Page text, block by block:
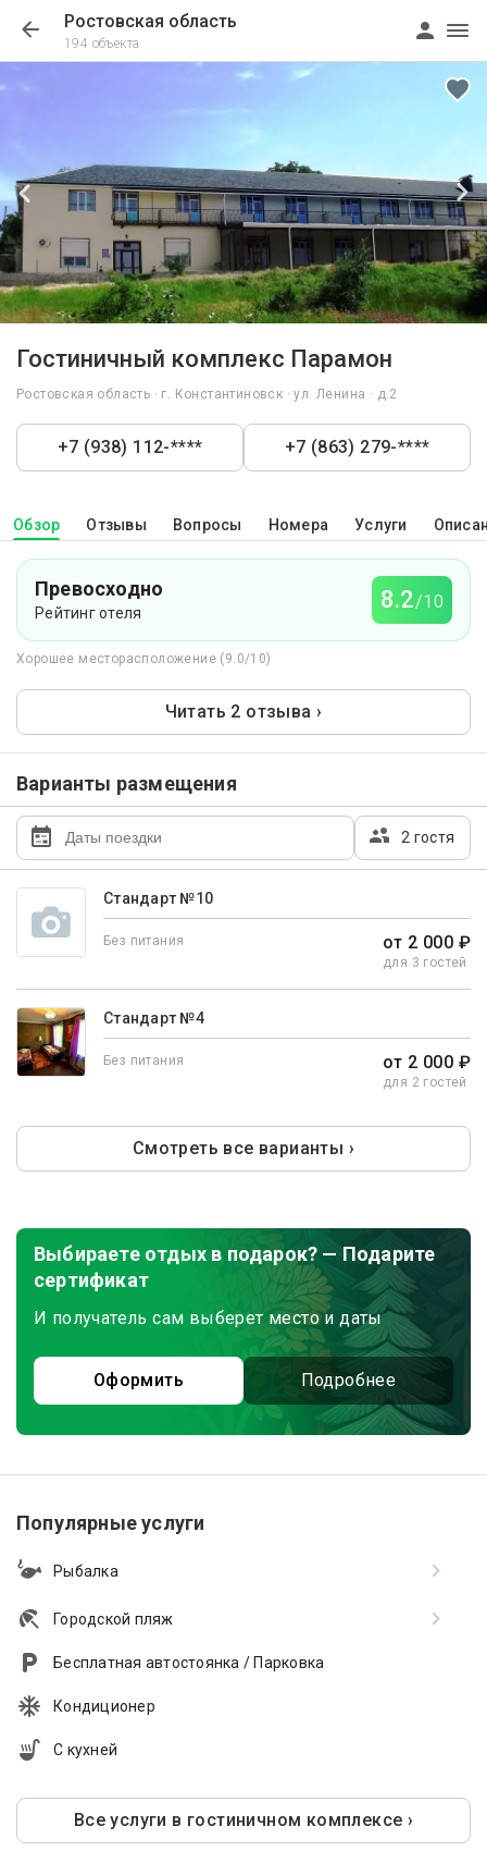
Ростовская область
194 объекта
Гостиничный комплекс Парамон
Ростовская область · г. Константиновск · ул. Ленина · д.2
+7 (938) 112-**** +7 (863) 279-****
Обзор Отзывы Вопросы Номера Услуги
Превосходно
Рейтинг отеля 8.2/10
Хорошее месторасположение (9.0/10)
Читать 2 отзыва ›
Варианты размещения
2 гостя
Стандарт №10
Без питания от 2 000 ₽
для 3 гостей
Стандарт №4
Без питания от 2 000 ₽
для 2 гостей
Смотреть все варианты ›
Выбираете отдых в подарок? — Подарите
сертификат
И получатель сам выберет место и даты
Оформить Подробнее
Популярные услуги
Рыбалка
Городской пляж
Бесплатная автостоянка / Парковка
Кондиционер
С кухней
Все услуги в гостиничном комплексе ›